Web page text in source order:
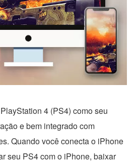
4 (PS4) como seu
e bem integrado com
Quando você conecta o iPhone
seu PS4 com o iPhone, baixar